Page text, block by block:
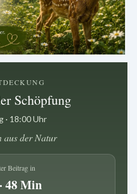
Schöpfung
· 18:00 Uhr
aus der Natur
Beitrag in
48 Min